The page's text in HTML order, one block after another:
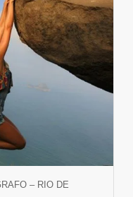
– RIO DE